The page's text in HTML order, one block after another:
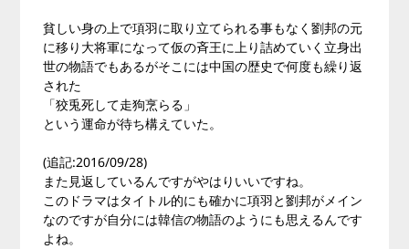
貧しい身の上で項羽に取り立てられる事もなく劉邦の元
に移り大将軍になって仮の斉王に上り詰めていく立身出
世の物語でもあるがそこには中国の歴史で何度も繰り返
された
「狡兎死して走狗烹らる」
という運命が待ち構えていた。
(追記:2016/09/28)
また見返しているんですがやはりいいですね。
このドラマはタイトル的にも確かに項羽と劉邦がメイン
なのですが自分には韓信の物語のようにも思えるんです
よね。